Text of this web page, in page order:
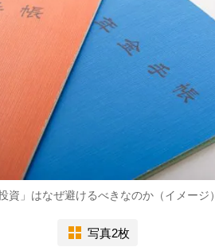
資」はなぜ避けるべきなのか（イメージ）
写真2枚